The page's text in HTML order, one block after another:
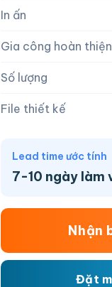
In ấn
Gia công hoàn thiện
Số lượng
File thiết kế
Lead time ước tính
7-10 ngày làm
Nhận
Đặt